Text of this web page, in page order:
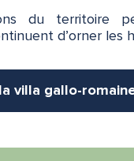
du territoire
d’orner les
villa gallo-